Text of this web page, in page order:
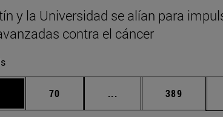
y la Universidad se alían para
contra el cáncer
para desplazarse.
Página
70 ... Páginas intermedias
Página
389